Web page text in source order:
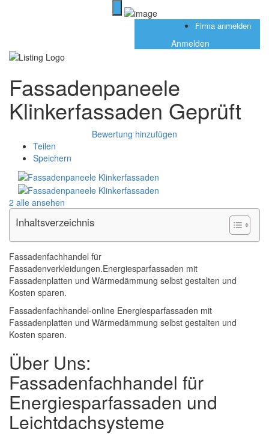
Firma anmelden
Anmelden
Fassadenpaneele
Klinkerfassaden Geprüft
Bewertung hinzufügen
Teilen
Speichern
2 alle ansehen
Inhaltsverzeichnis
Fassadenfachhandel für
Fassadenverkleidungen.Energiesparfassaden mit
Fassadenplatten und Wärmedämmung selbst gestalten und
Kosten sparen.
Fassadenfachhandel-online Energiesparfassaden mit
Fassadenplatten und Wärmedämmung selbst gestalten und
Kosten sparen.
Über Uns:
Fassadenfachhandel für
Energiesparfassaden und
Leichtdachsysteme